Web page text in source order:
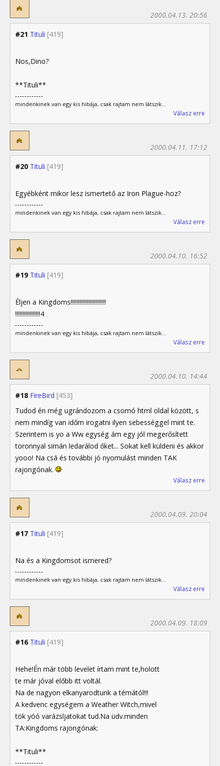
#21 Tituli [419]
2000.04.13. 20:56
Nos,Dino?
**Tituli**
mindenkinek van egy kis hibája, csak rajtam nem látszik...
Válasz erre
#20 Tituli [419]
2000.04.11. 17:12
Egyébként mikor lesz ismertető az Iron Plague-hoz?
mindenkinek van egy kis hibája, csak rajtam nem látszik...
Válasz erre
#19 Tituli [419]
2000.04.10. 16:52
Éljen a Kingdoms!!!!!!!!!!!!!!!!!!!!!!!!
!!!!!!!!!!!!!!!!!4
mindenkinek van egy kis hibája, csak rajtam nem látszik...
Válasz erre
#18 FireBird [453]
2000.04.10. 14:44
Tudod én még ugrándozom a csomó html oldal között, s
nem mindíg van időm irogatni ilyen sebességgel mint te.
Szerintem is yo a Ww egység ám egy jól megerősített
toronnyal simán ledarálod őket... Sokat kell küldeni és akkor
yooo! Na csá és további jó nyomulást minden TAK
rajongónak.
Válasz erre
#17 Tituli [419]
2000.04.09. 20:04
Na és a Kingdomsot ismered?
mindenkinek van egy kis hibája, csak rajtam nem látszik...
Válasz erre
#16 Tituli [419]
2000.04.09. 18:09
Hehe!Én már több levelet írtam mint te,holott
te már jóval előbb itt voltál.
Na de nagyon elkanyarodtunk a témától!!!
A kedvenc egységem a Weather Witch,mivel
tök yóó varázsljatokat tud.Na üdv.minden
TA:Kingdoms rajongónak:
**Tituli**